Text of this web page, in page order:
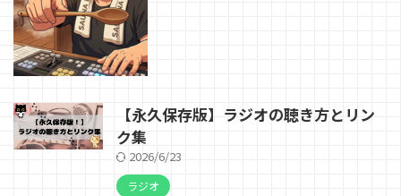
【永久保存版】ラジオの聴き方とリン
ク集
2026/6/23
ラジオ